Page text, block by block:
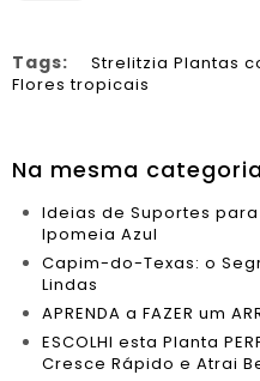
Tags: Strelitzia Plantas
Flores tropicais
Na mesma
Ideias de Suportes
Ipomeia Azul
Capim-do-Texas: o
Lindas
APRENDA a FAZER um
ESCOLHI esta Planta
Cresce Rápido e Atrai